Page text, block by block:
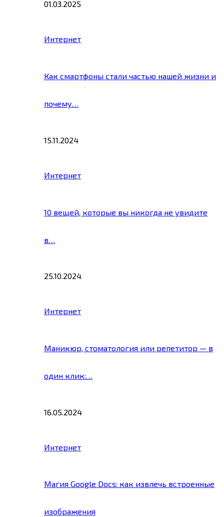
01.03.2025
Интернет
Как смартфоны стали частью нашей жизни и
почему…
15.11.2024
Интернет
10 вещей, которые вы никогда не увидите
в…
25.10.2024
Интернет
Маникюр, стоматология или репетитор — в
один клик:…
16.05.2024
Интернет
Магия Google Docs: как извлечь встроенные
изображения